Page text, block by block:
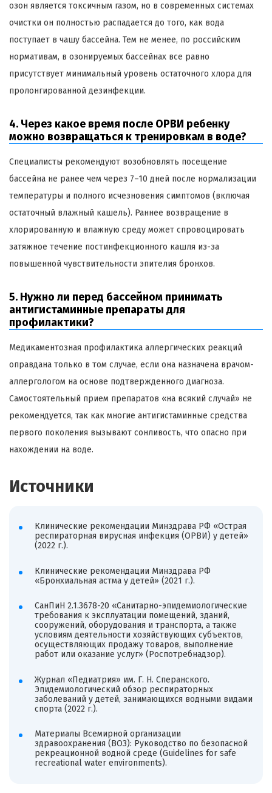
озон является токсичным газом, но в современных системах
очистки он полностью распадается до того, как вода
поступает в чашу бассейна. Тем не менее, по российским
нормативам, в озонируемых бассейнах все равно
присутствует минимальный уровень остаточного хлора для
пролонгированной дезинфекции.
4. Через какое время после ОРВИ ребенку
можно возвращаться к тренировкам в воде?
Специалисты рекомендуют возобновлять посещение
бассейна не ранее чем через 7–10 дней после нормализации
температуры и полного исчезновения симптомов (включая
остаточный влажный кашель). Раннее возвращение в
хлорированную и влажную среду может спровоцировать
затяжное течение постинфекционного кашля из-за
повышенной чувствительности эпителия бронхов.
5. Нужно ли перед бассейном принимать
антигистаминные препараты для
профилактики?
Медикаментозная профилактика аллергических реакций
оправдана только в том случае, если она назначена врачом-
аллергологом на основе подтвержденного диагноза.
Самостоятельный прием препаратов «на всякий случай» не
рекомендуется, так как многие антигистаминные средства
первого поколения вызывают сонливость, что опасно при
нахождении на воде.
Источники
Клинические рекомендации Минздрава РФ «Острая
респираторная вирусная инфекция (ОРВИ) у детей»
(2022 г.).
Клинические рекомендации Минздрава РФ
«Бронхиальная астма у детей» (2021 г.).
СанПиН 2.1.3678-20 «Санитарно-эпидемиологические
требования к эксплуатации помещений, зданий,
сооружений, оборудования и транспорта, а также
условиям деятельности хозяйствующих субъектов,
осуществляющих продажу товаров, выполнение
работ или оказание услуг» (Роспотребнадзор).
Журнал «Педиатрия» им. Г. Н. Сперанского.
Эпидемиологический обзор респираторных
заболеваний у детей, занимающихся водными видами
спорта (2022 г.).
Материалы Всемирной организации
здравоохранения (ВОЗ): Руководство по безопасной
рекреационной водной среде (Guidelines for safe
recreational water environments).